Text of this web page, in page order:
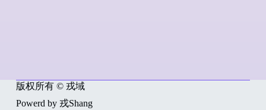
版权所有 © 戎域
Powerd by 戎Shang